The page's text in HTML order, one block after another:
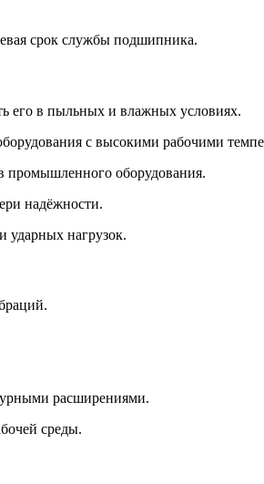
срок службы подшипника.
его в пыльных и влажных условиях.
с высокими рабочими
промышленного оборудования.
надёжности.
ударных нагрузок.
расширениями.
среды.